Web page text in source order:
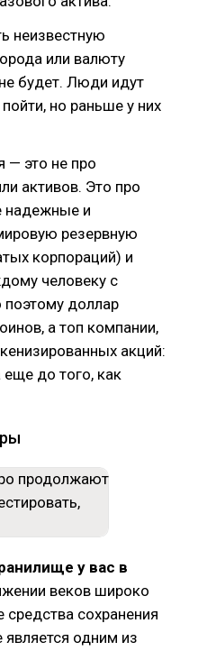
неизвестную
или валюту
будет. Люди идут
но раньше у них
— это не про
активов. Это про
надежные и
резервную
корпораций) и
человеку с
доллар
а топ компании,
акций:
до того, как
у вас в
веков широко
средства сохранения
является одним из